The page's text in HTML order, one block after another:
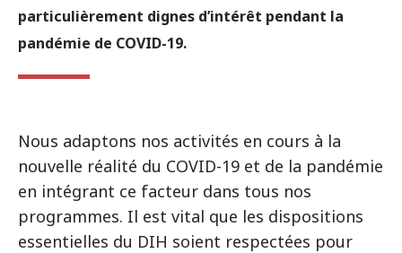
particulièrement dignes d’intérêt pendant la
pandémie de COVID-19.
Nous adaptons nos activités en cours à la
nouvelle réalité du COVID-19 et de la pandémie
en intégrant ce facteur dans tous nos
programmes. Il est vital que les dispositions
essentielles du DIH soient respectées pour